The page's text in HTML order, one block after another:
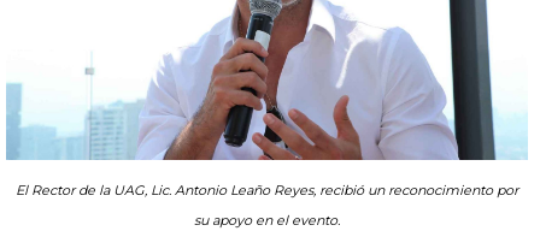
El Rector de la UAG, Lic. Antonio Leaño Reyes, recibió un reconocimiento por
su apoyo en el evento.